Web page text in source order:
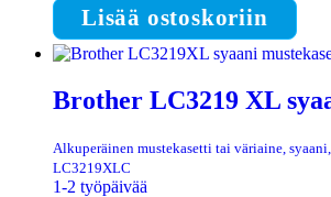
Lisää ostoskoriin
Brother LC3219 XL
Alkuperäinen mustekasetti tai väriaine,
LC3219XLC
1-2 työpäivää